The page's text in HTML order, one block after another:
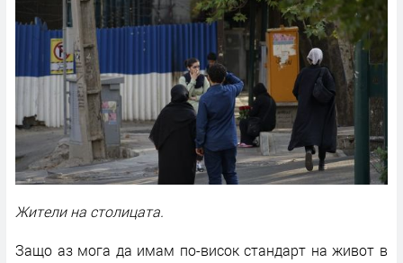
Жители на столицата.
Защо аз мога да имам по-висок стандарт на живот в